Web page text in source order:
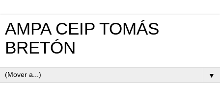
AMPA CEIP TOMÁS
BRETÓN
▼